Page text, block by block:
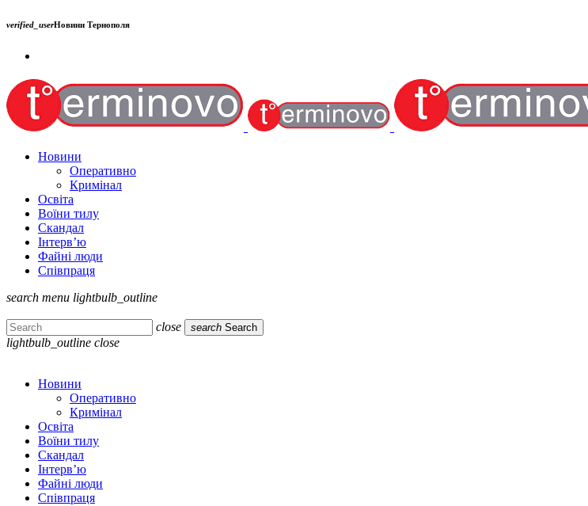
verified_userНовини Тернополя
Новини
Оперативно
Кримінал
Освіта
Воїни тилу
Скандал
Інтерв’ю
Файні люди
Співпраця
search menu lightbulb_outline
close search Search
lightbulb_outline close
Новини
Оперативно
Кримінал
Освіта
Воїни тилу
Скандал
Інтерв’ю
Файні люди
Співпраця